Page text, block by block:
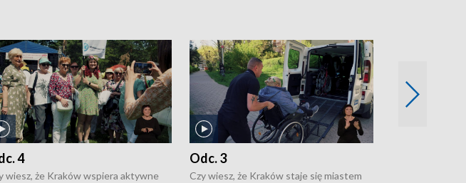
4
wiesz, że Kraków wspiera aktywne
Odc. 3
Czy wiesz, że Kraków staje się miastem